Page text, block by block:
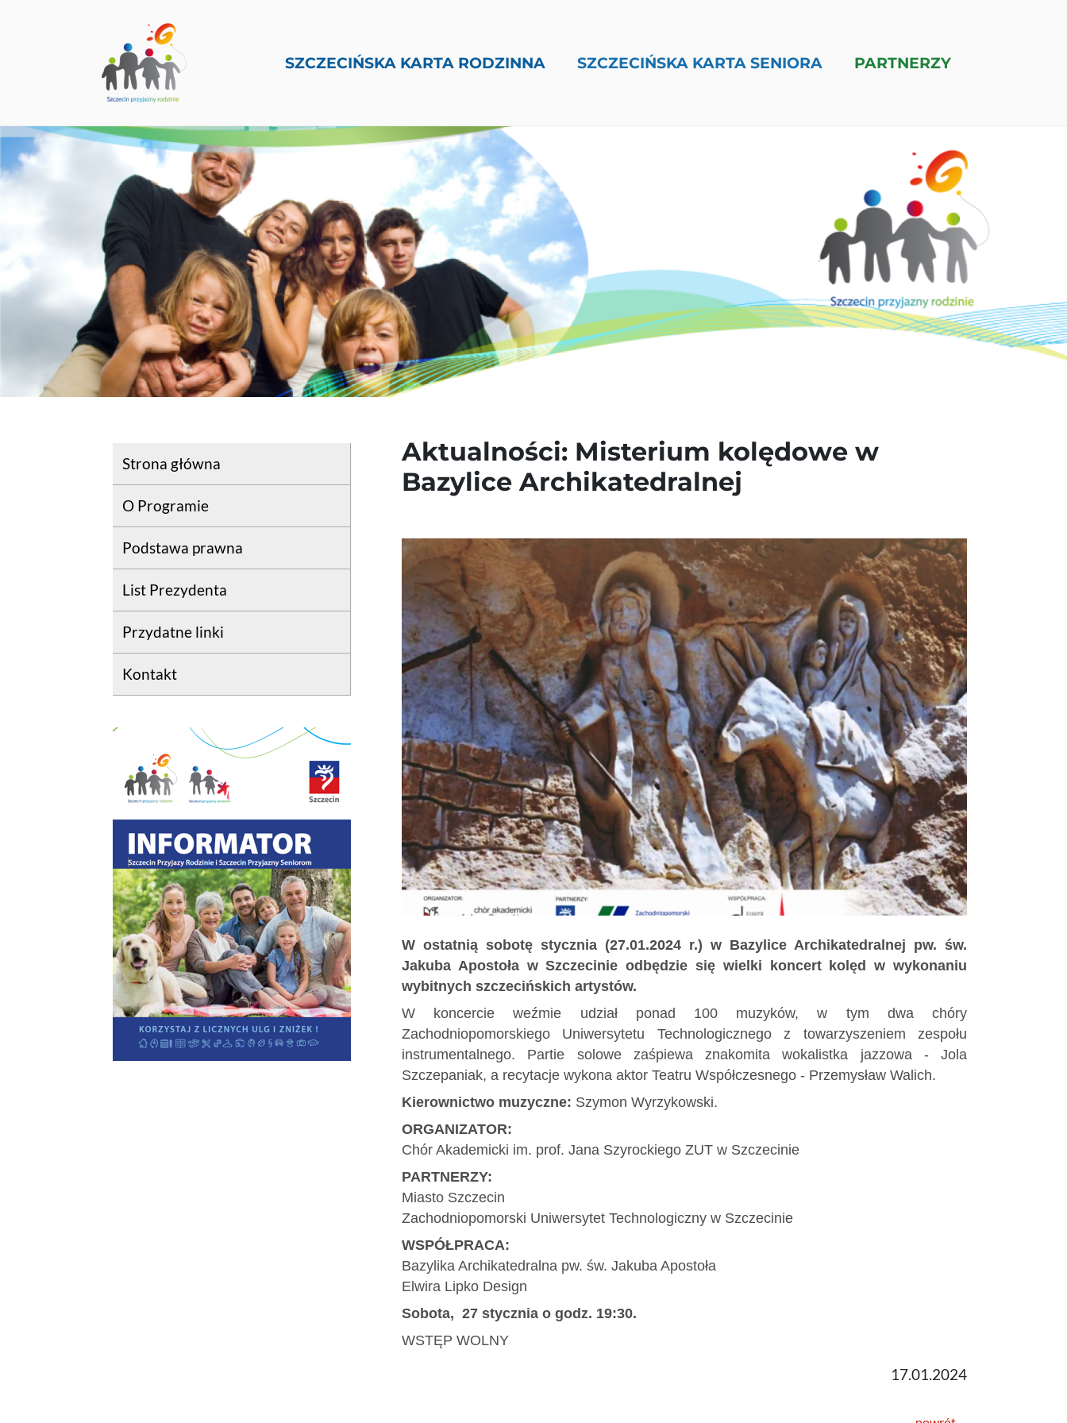
PRZEJDŹ DO TREŚCI
SZCZECIŃSKA KARTA RODZINNA SZCZECIŃSKA KARTA SENIORA PARTNERZY
Strona główna
O Programie
Podstawa prawna
List Prezydenta
Przydatne linki
Kontakt
Aktualności: Misterium kolędowe w
Bazylice Archikatedralnej
W ostatnią sobotę stycznia (27.01.2024 r.) w Bazylice Archikatedralnej pw. św.
Jakuba Apostoła w Szczecinie odbędzie się wielki koncert kolęd w wykonaniu
wybitnych szczecińskich artystów.
W koncercie weźmie udział ponad 100 muzyków, w tym dwa chóry
Zachodniopomorskiego Uniwersytetu Technologicznego z towarzyszeniem zespołu
instrumentalnego. Partie solowe zaśpiewa znakomita wokalistka jazzowa - Jola
Szczepaniak, a recytacje wykona aktor Teatru Współczesnego - Przemysław Walich.
Kierownictwo muzyczne: Szymon Wyrzykowski.
ORGANIZATOR:
Chór Akademicki im. prof. Jana Szyrockiego ZUT w Szczecinie
PARTNERZY:
Miasto Szczecin
Zachodniopomorski Uniwersytet Technologiczny w Szczecinie
WSPÓŁPRACA:
Bazylika Archikatedralna pw. św. Jakuba Apostoła
Elwira Lipko Design
Sobota, 27 stycznia o godz. 19:30.
WSTĘP WOLNY
17.01.2024